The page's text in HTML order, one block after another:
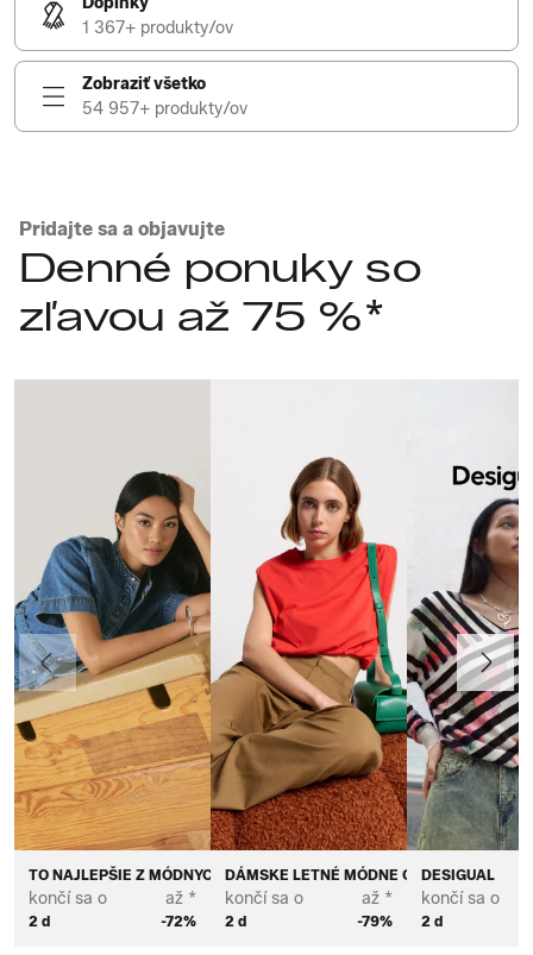
1 367+ produkty/ov
Zobraziť všetko
54 957+ produkty/ov
Pridajte sa a objavujte
Denné ponuky so
zľavou až 75 %*
TO NAJLEPŠIE Z MÓDNYCH ZNAČIEK PRE DÁMY
končí sa o
2 d
až *
-72%
DÁMSKE LETNÉ MÓDNE OUTFITY
končí sa o
2 d
až *
-79%
DESIGUAL
končí sa o
2 d
Predchádzajúce Ďalej